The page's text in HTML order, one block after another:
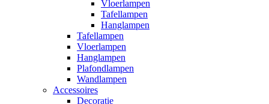
Vloerlampen
Tafellampen
Hanglampen
Tafellampen
Vloerlampen
Hanglampen
Plafondlampen
Wandlampen
Accessoires
Decoratie